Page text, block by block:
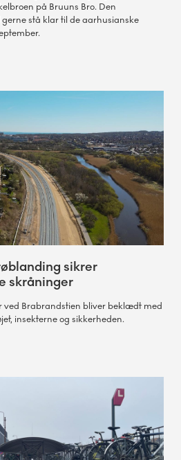
på Bruuns Bro. Den
stå klar til de aarhusianske
sikrer
skråninger
ved Brabrandstien bliver beklædt med
insekterne og sikkerheden.